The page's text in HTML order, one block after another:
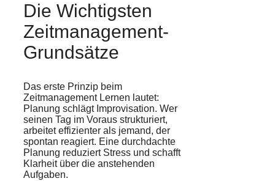
Die Wichtigsten
Zeitmanagement-
Grundsätze
Das erste Prinzip beim
Zeitmanagement Lernen lautet:
Planung schlägt Improvisation. Wer
seinen Tag im Voraus strukturiert,
arbeitet effizienter als jemand, der
spontan reagiert. Eine durchdachte
Planung reduziert Stress und schafft
Klarheit über die anstehenden
Aufgaben.